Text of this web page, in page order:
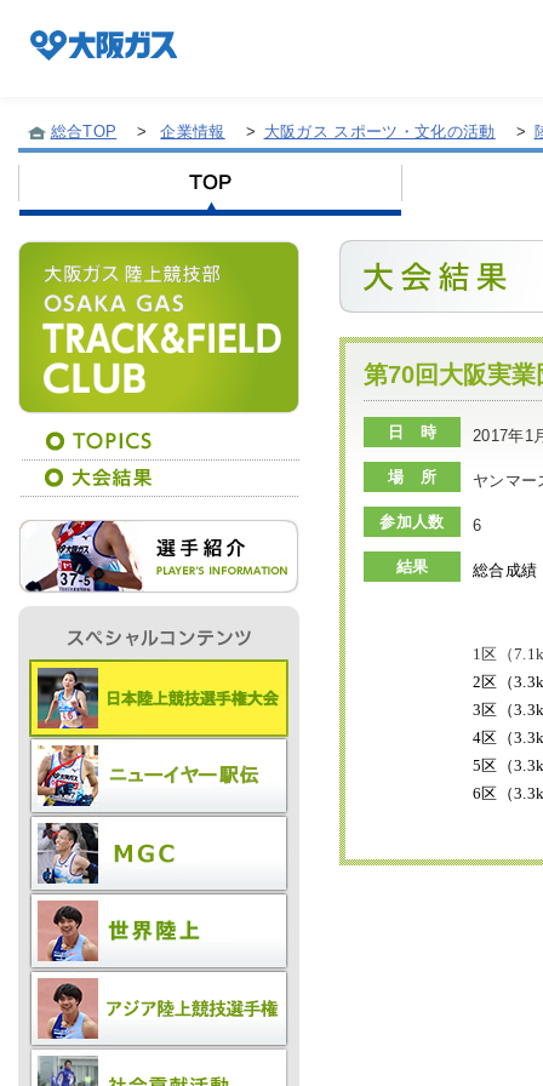
企業/グループについて
社会貢献
技術開発
サステナビリティ
採用情報
プレスリリース
総合TOP > 企業情報 > 大阪ガス スポーツ・文化の活動 >
第70回大阪実
日 時 2017年1
場 所 ヤンマー
参加人数 6
結果 総合成
1区（7.
2区（
3区 （
4区（
5区 （
6区 （